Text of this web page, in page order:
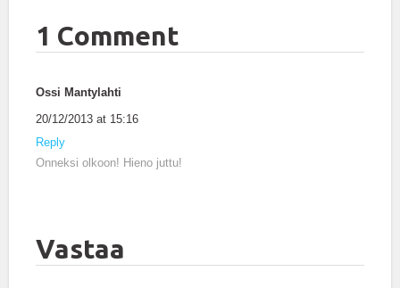
1 Comment
Ossi Mantylahti
20/12/2013 at 15:16
Reply
Onneksi olkoon! Hieno juttu!
Vastaa